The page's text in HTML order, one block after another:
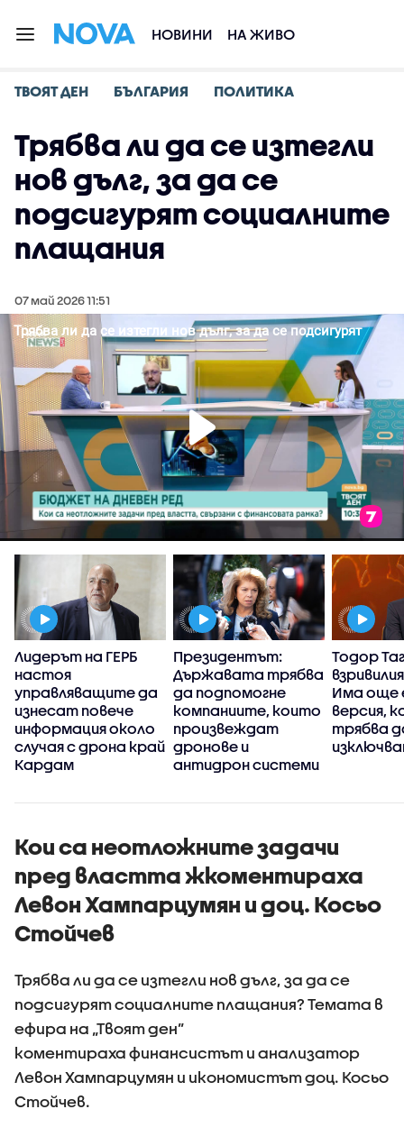
НОВИНИ НА ЖИВО
ТВОЯТ ДЕН БЪЛГАРИЯ ПОЛИТИКА
Трябва ли да се изтегли
нов дълг, за да се
подсигурят социалните
плащания
07 май 2026 11:51
Лидерът на ГЕРБ
настоя
управляващите да
изнесат повече
информация около
случая с дрона край
Кардам
Президентът:
Държавата трябва
да подпомогне
компаниите, които
произвеждат
дронове и
антидрон системи
Тодор
Има още
версия,
трябва
Кои са неотложните задачи
пред властта жкоментираха
Левон Хампарцумян и доц. Косьо
Стойчев
Трябва ли да се изтегли нов дълг, за да се
подсигурят социалните плащания? Темата в
ефира на „Твоят ден”
коментираха финансистът и анализатор
Левон Хампарцумян и икономистът доц. Косьо
Стойчев.